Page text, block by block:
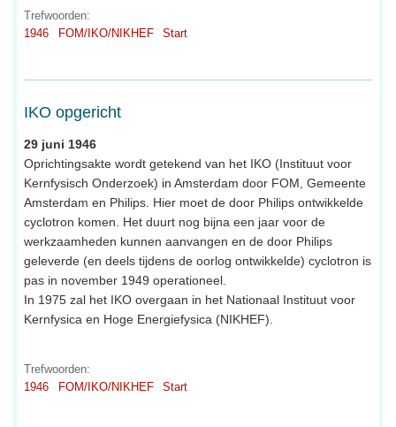
Trefwoorden:
1946
FOM/IKO/NIKHEF Start
IKO opgericht
29 juni 1946
Oprichtingsakte wordt getekend van het IKO (Instituut voor
Kernfysisch Onderzoek) in Amsterdam door FOM, Gemeente
Amsterdam en Philips. Hier moet de door Philips ontwikkelde
cyclotron komen. Het duurt nog bijna een jaar voor de
werkzaamheden kunnen aanvangen en de door Philips
geleverde (en deels tijdens de oorlog ontwikkelde) cyclotron is
pas in november 1949 operationeel.
In 1975 zal het IKO overgaan in het Nationaal Instituut voor
Kernfysica en Hoge Energiefysica (NIKHEF).
Trefwoorden:
1946
FOM/IKO/NIKHEF Start